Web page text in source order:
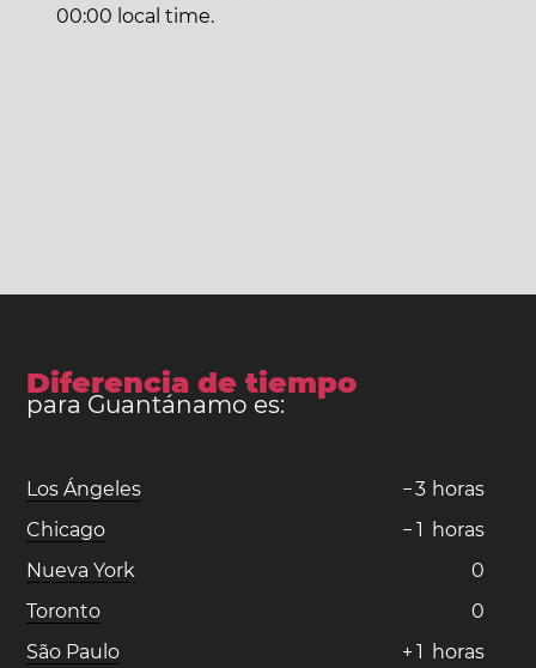
00:00 local time.
Diferencia de tiempo
para Guantánamo es:
Los Ángeles −3 horas
Chicago
− 1 horas
Nueva York
0
Toronto
0
São Paulo
+ 1 horas